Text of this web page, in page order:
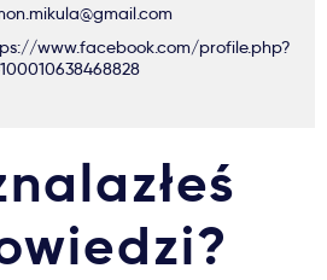
www.facebook.com/profile.php?